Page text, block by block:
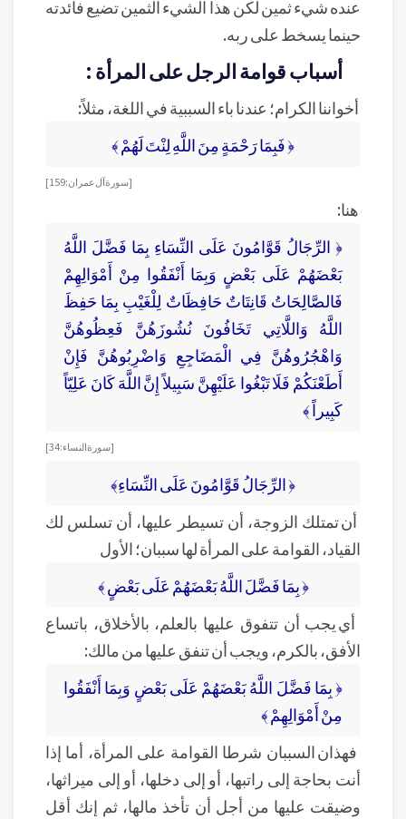
عنده شيء ثمين لكن هذا الشيء الثمين تضيع فائدته
حينما يسخط على ربه.
أسباب قوامة الرجل على المرأة :
أخواننا الكرام؛ عندنا باء السببية في اللغة، مثلاً:
﴿ فَبِمَا رَحْمَةٍ مِنَ اللَّهِ لِنْتَ لَهُمْ ﴾
[سورة آل عمران: 159]
هنا:
﴿ الرِّجَالُ قَوَّامُونَ عَلَى النِّسَاءِ بِمَا فَضَّلَ اللَّهُ
بَعْضَهُمْ عَلَى بَعْضٍ وَبِمَا أَنْفَقُوا مِنْ أَمْوَالِهِمْ
فَالصَّالِحَاتُ قَانِتَاتٌ حَافِظَاتٌ لِلْغَيْبِ بِمَا حَفِظَ
اللَّهُ وَاللَّاتِي تَخَافُونَ نُشُوزَهُنَّ فَعِظُوهُنَّ
وَاهْجُرُوهُنَّ فِي الْمَضَاجِعِ وَاضْرِبُوهُنَّ فَإِنْ
أَطَعْنَكُمْ فَلَا تَبْغُوا عَلَيْهِنَّ سَبِيلاً إِنَّ اللَّهَ كَانَ عَلِيّاً
كَبِيراً ﴾
[سورة النساء: 34]
﴿ الرِّجَالُ قَوَّامُونَ عَلَى النِّسَاءِ﴾
أن تمتلك الزوجة، أن تسيطر عليها، أن تسلس لك
القياد، القوامة على المرأة لها سببان؛ الأول
﴿ بِمَا فَضَّلَ اللَّهُ بَعْضَهُمْ عَلَى بَعْضٍ ﴾
أي يجب أن تتفوق عليها بالعلم، بالأخلاق، باتساع
الأفق، بالكرم، ويجب أن تنفق عليها من مالك:
﴿ بِمَا فَضَّلَ اللَّهُ بَعْضَهُمْ عَلَى بَعْضٍ وَبِمَا أَنْفَقُوا
مِنْ أَمْوَالِهِمْ ﴾
فهذان السببان شرطا القوامة على المرأة، أما إذا
أنت بحاجة إلى راتبها، أو إلى دخلها، أو إلى ميراثها،
وضيقت عليها من أجل أن تأخذ مالها، ثم إنك أقل